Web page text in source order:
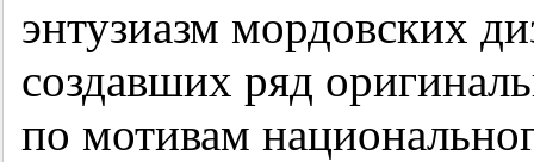
энтузиазм мордовских
создавших ряд
по мотивам